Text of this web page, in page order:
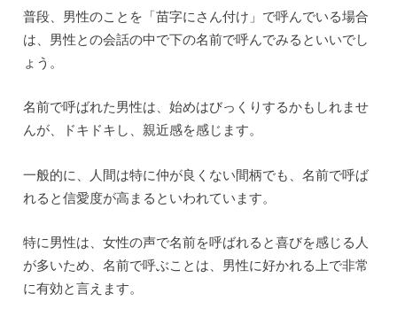
普段、男性のことを「苗字にさん付け」で呼んでいる場合
は、男性との会話の中で下の名前で呼んでみるといいでし
ょう。
名前で呼ばれた男性は、始めはびっくりするかもしれませ
んが、ドキドキし、親近感を感じます。
一般的に、人間は特に仲が良くない間柄でも、名前で呼ば
れると信愛度が高まるといわれています。
特に男性は、女性の声で名前を呼ばれると喜びを感じる人
が多いため、名前で呼ぶことは、男性に好かれる上で非常
に有効と言えます。